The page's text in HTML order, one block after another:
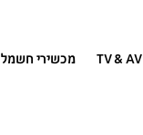
TV & AV מכשירי חשמל